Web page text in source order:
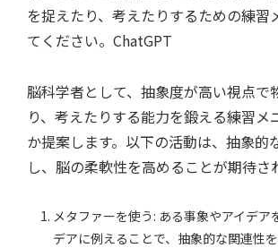
を捉えたり、考えたりするための練習
てください。ChatGPT
脳科学者として、抽象度が高い視点で
り、考えたりする能力を鍛える練習メ
か提案します。以下の活動は、抽象的
し、脳の柔軟性を高めることが期待さ
メタファーを使う: ある事象やアイデア
デアに例えることで、抽象的な関連性